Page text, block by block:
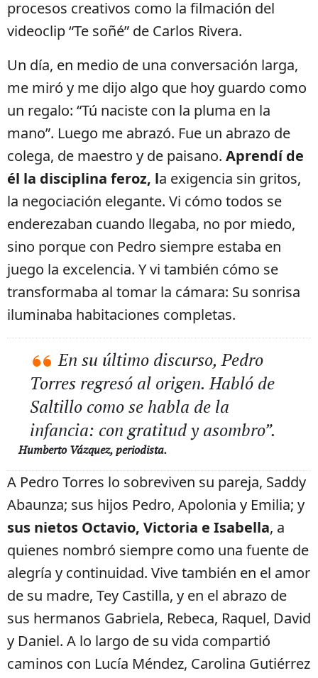
procesos creativos como la filmación del
videoclip “Te soñé” de Carlos Rivera.
Un día, en medio de una conversación larga,
me miró y me dijo algo que hoy guardo como
un regalo: “Tú naciste con la pluma en la
mano”. Luego me abrazó. Fue un abrazo de
colega, de maestro y de paisano. Aprendí de
él la disciplina feroz, la exigencia sin gritos,
la negociación elegante. Vi cómo todos se
enderezaban cuando llegaba, no por miedo,
sino porque con Pedro siempre estaba en
juego la excelencia. Y vi también cómo se
transformaba al tomar la cámara: Su sonrisa
iluminaba habitaciones completas.
En su último discurso, Pedro
Torres regresó al origen. Habló de
Saltillo como se habla de la
infancia: con gratitud y asombro”.
Humberto Vázquez, periodista.
A Pedro Torres lo sobreviven su pareja, Saddy
Abaunza; sus hijos Pedro, Apolonia y Emilia; y
sus nietos Octavio, Victoria e Isabella, a
quienes nombró siempre como una fuente de
alegría y continuidad. Vive también en el amor
de su madre, Tey Castilla, y en el abrazo de
sus hermanos Gabriela, Rebeca, Raquel, David
y Daniel. A lo largo de su vida compartió
caminos con Lucía Méndez, Carolina Gutiérrez